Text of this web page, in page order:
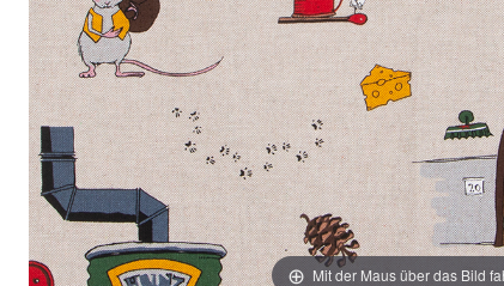
Mit der Maus über das Bild